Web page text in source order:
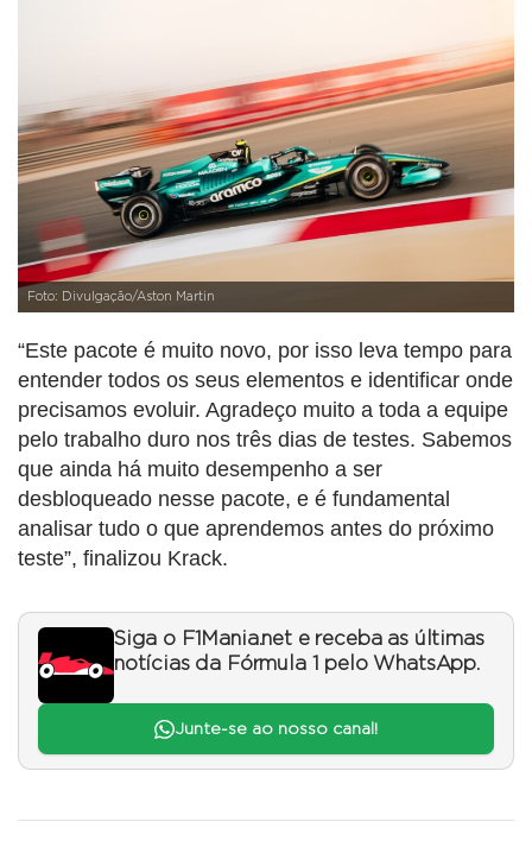
Foto: Divulgação/Aston Martin
“Este pacote é muito novo, por isso leva tempo para
entender todos os seus elementos e identificar onde
precisamos evoluir. Agradeço muito a toda a equipe
pelo trabalho duro nos três dias de testes. Sabemos
que ainda há muito desempenho a ser
desbloqueado nesse pacote, e é fundamental
analisar tudo o que aprendemos antes do próximo
teste”, finalizou Krack.
Siga o F1Mania.net e receba as últimas
notícias da Fórmula 1 pelo WhatsApp.
Junte-se ao nosso canal!